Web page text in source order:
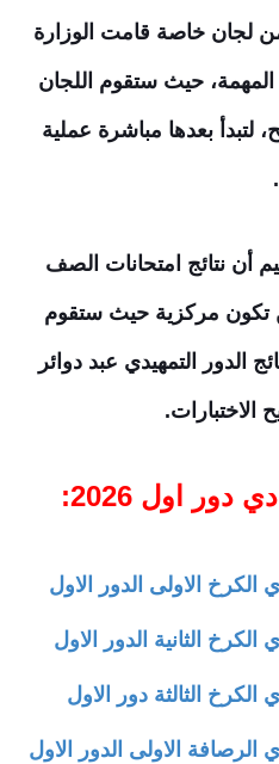
لجان خاصة قامت الوزارة
المهمة، حيث ستقوم اللجان
لتبدأ بعدها مباشرة عملية
أن نتائج امتحانات الصف
تكون مركزية حيث ستقوم
الدور التمهيدي عبد دوائر
الاختبارات.
اول 2026:
الكرخ الاولى الدور الاول
الكرخ الثانية الدور الاول
الكرخ الثالثة دور الاول
الرصافة الاولى الدور الاول